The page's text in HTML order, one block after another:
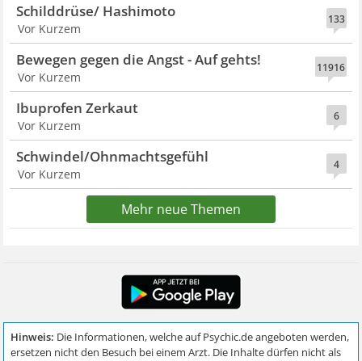
133
Schilddrüse/ Hashimoto
Vor Kurzem
11916
Bewegen gegen die Angst - Auf gehts!
Vor Kurzem
6
Ibuprofen Zerkaut
Vor Kurzem
4
Schwindel/Ohnmachtsgefühl
Vor Kurzem
Mehr neue Themen